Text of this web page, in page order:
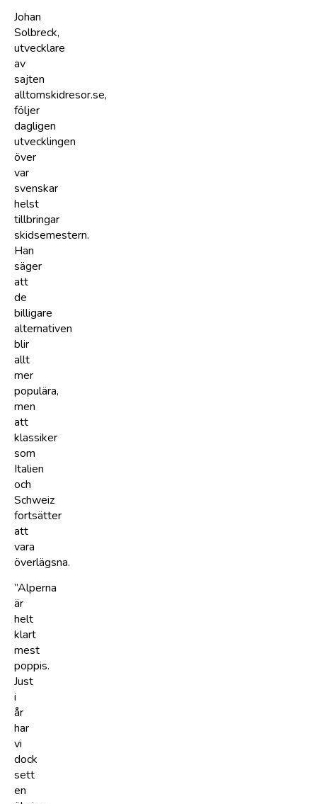
Johan
Solbreck,
utvecklare
av
sajten
alltomskidresor.se,
följer
dagligen
utvecklingen
över
var
svenskar
helst
tillbringar
skidsemestern.
Han
säger
att
de
billigare
alternativen
blir
allt
mer
populära,
men
att
klassiker
som
Italien
och
Schweiz
fortsätter
att
vara
överlägsna.
”Alperna
är
helt
klart
mest
poppis.
Just
i
år
har
vi
dock
sett
en